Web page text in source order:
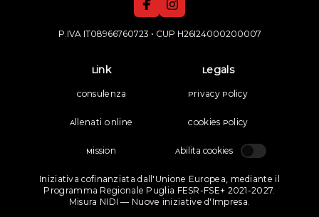
P.IVA IT08966760723 • CUP H26I24000200007
Link
Consulenza
Allenati Online
Mission
Legals
Privacy Policy
Cookies Policy
Abilita cookies
Iniziativa cofinanziata dall'Unione Europea, mediante il
Programma Regionale Puglia FESR-FSE+ 2021-2027.
Misura NIDI — Nuove iniziative d'Impresa.